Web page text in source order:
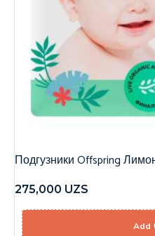
Подгузники Offspring
275,000 UZS
Add